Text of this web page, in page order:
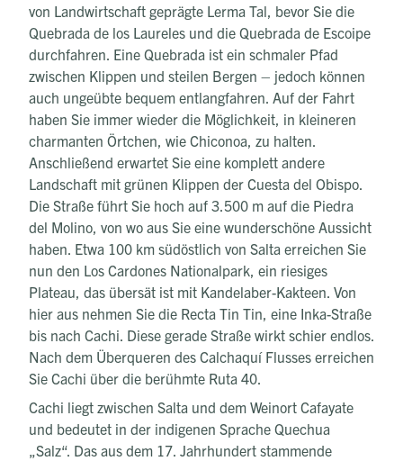
von Landwirtschaft geprägte Lerma Tal, bevor Sie die
Quebrada de los Laureles und die Quebrada de Escoipe
durchfahren. Eine Quebrada ist ein schmaler Pfad
zwischen Klippen und steilen Bergen – jedoch können
auch ungeübte bequem entlangfahren. Auf der Fahrt
haben Sie immer wieder die Möglichkeit, in kleineren
charmanten Örtchen, wie Chiconoa, zu halten.
Anschließend erwartet Sie eine komplett andere
Landschaft mit grünen Klippen der Cuesta del Obispo.
Die Straße führt Sie hoch auf 3.500 m auf die Piedra
del Molino, von wo aus Sie eine wunderschöne Aussicht
haben. Etwa 100 km südöstlich von Salta erreichen Sie
nun den Los Cardones Nationalpark, ein riesiges
Plateau, das übersät ist mit Kandelaber-Kakteen. Von
hier aus nehmen Sie die Recta Tin Tin, eine Inka-Straße
bis nach Cachi. Diese gerade Straße wirkt schier endlos.
Nach dem Überqueren des Calchaquí Flusses erreichen
Sie Cachi über die berühmte Ruta 40.
Cachi liegt zwischen Salta und dem Weinort Cafayate
und bedeutet in der indigenen Sprache Quechua
„Salz“. Das aus dem 17. Jahrhundert stammende